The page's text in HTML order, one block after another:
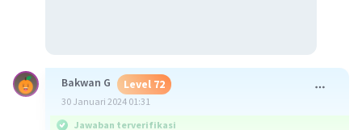
Bakwan G Level 72
30 Januari 2024 01:31
Jawaban terverifikasi